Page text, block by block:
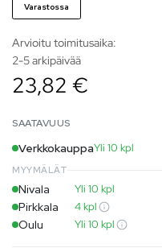
Varastossa
Arvioitu toimitusaika:
2-5 arkipäivää
23,82 €
SAATAVUUS
VerkkokauppaYli 10 kpl
MYYMÄLÄT
Nivala Yli 10 kpl
Pirkkala 4 kpl
Oulu Yli 10 kpl